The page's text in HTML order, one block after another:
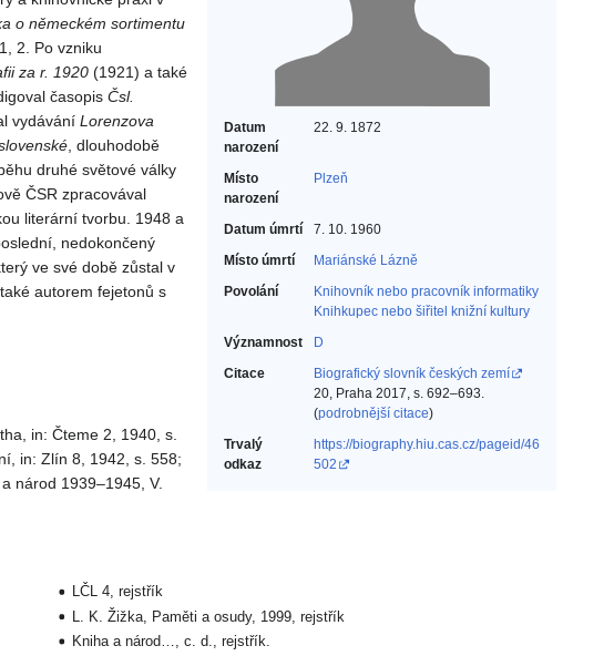
Datum
narození
22. 9. 1872
Místo
narození
Plzeň
Datum úmrtí
7. 10. 1960
Místo úmrtí
Mariánské Lázně
Povolání
Knihovník nebo pracovník informatiky‎
Knihkupec nebo šiřitel knižní kultury‎
Významnost
D
Citace
Biografický slovník českých zemí
20, Praha 2017, s. 692–693.
(podrobnější citace)
Trvalý
odkaz
https://biography.hiu.cas.cz/pageid/46
502
o německém sortimentu
1, 2. Po vzniku
za r. 1920 (1921) a také
časopis Čsl.
vydávání Lorenzova
, dlouhodobě
druhé světové války
ČSR zpracovával
literární tvorbu. 1948 a
nedokončený
ve své době zůstal v
autorem fejetonů s
in: Čteme 2, 1940, s.
in: Zlín 8, 1942, s. 558;
národ 1939–1945, V.
LČL 4, rejstřík
L. K. Žižka, Paměti a osudy, 1999, rejstřík
Kniha a národ…, c. d., rejstřík.